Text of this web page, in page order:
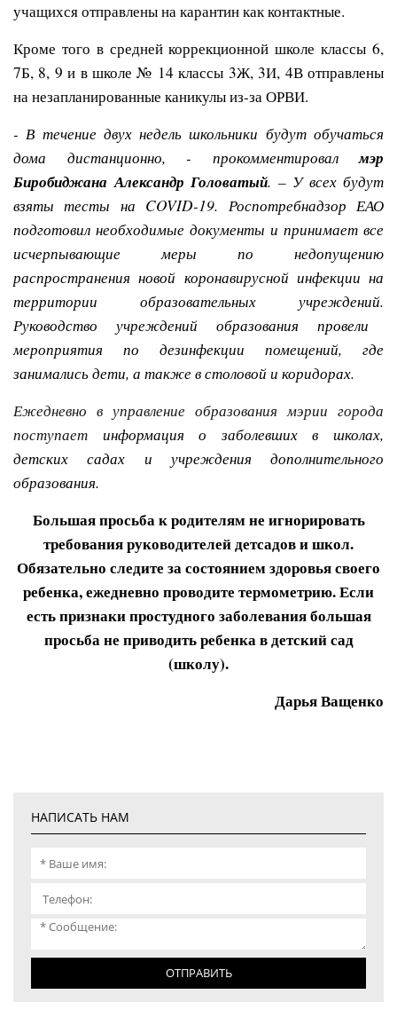
учащихся отправлены на карантин как контактные.
Кроме того в средней коррекционной школе классы 6,
7Б, 8, 9 и в школе № 14 классы 3Ж, 3И, 4В отправлены
на незапланированные каникулы из-за ОРВИ.
- В течение двух недель школьники будут обучаться
дома дистанционно, - прокомментировалмэр
Биробиджана Александр Головатый. – У всех будут
взяты тесты на COVID-19. Роспотребнадзор ЕАО
подготовил необходимые документы и принимает все
исчерпывающие меры по недопущению
распространения новой коронавирусной инфекции на
территории образовательных учреждений.
Руководство учреждений образования провели
мероприятия по дезинфекции помещений, где
занимались дети, а также в столовой и коридорах.
Ежедневно в управление образования мэрии города
поступает информация о заболевших в школах,
детских садах и учреждения дополнительного
образования.
Большая просьба к родителям не игнорировать
требования руководителей детсадов и школ.
Обязательно следите за состоянием здоровья своего
ребенка, ежедневно проводите термометрию. Если
есть признаки простудного заболевания большая
просьба не приводить ребенка в детский сад
(школу).
Дарья Ващенко
НАПИСАТЬ НАМ
ОТПРАВИТЬ